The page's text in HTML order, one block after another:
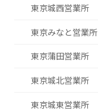
東京城西営業所
東京みなと営業所
東京蒲田営業所
東京城北営業所
東京城東営業所